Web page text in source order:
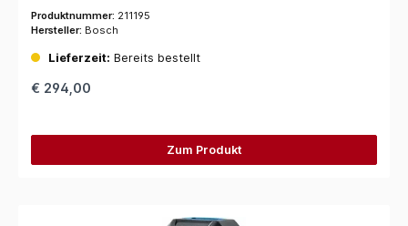
Produktnummer: 211195
Hersteller: Bosch
Lieferzeit: Bereits bestellt
€ 294,00
Zum Produkt